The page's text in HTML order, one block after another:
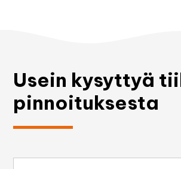
Usein kysyttyä
pinnoituksesta